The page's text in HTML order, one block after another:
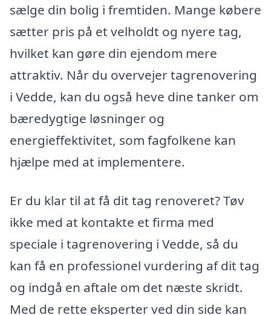
sælge din bolig i fremtiden. Mange købere
sætter pris på et velholdt og nyere tag,
hvilket kan gøre din ejendom mere
attraktiv. Når du overvejer tagrenovering
i Vedde, kan du også heve dine tanker om
bæredygtige løsninger og
energieffektivitet, som fagfolkene kan
hjælpe med at implementere.
Er du klar til at få dit tag renoveret? Tøv
ikke med at kontakte et firma med
speciale i tagrenovering i Vedde, så du
kan få en professionel vurdering af dit tag
og indgå en aftale om det næste skridt.
Med de rette eksperter ved din side kan